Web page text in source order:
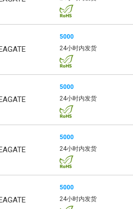
5000
24小时内发货
5000
24小时内发货
5000
24小时内发货
5000
24小时内发货